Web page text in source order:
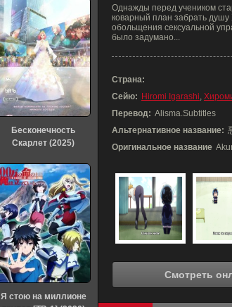
Однажды перед учеником
коварный план забрать
обольщения сексуальной
было задумано...
Страна:
Сейю: Hiromi Igarashi,
Перевод: Alisma.Subtitles
Альтернативное название:
Оригинальное название
Бесконечность
Скарлет (2025)
Я стою на миллионе